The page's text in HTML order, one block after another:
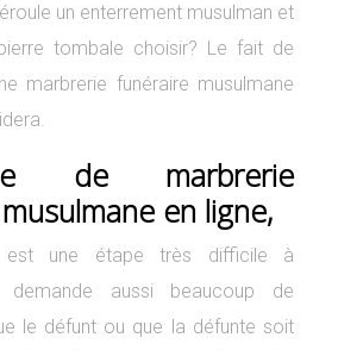
un enterrement musulman et
tombale choisir? Le fait de
marbrerie funéraire musulmane
de marbrerie
en ligne,
est une étape très difficile à
demande aussi beaucoup de
le défunt ou que la défunte soit